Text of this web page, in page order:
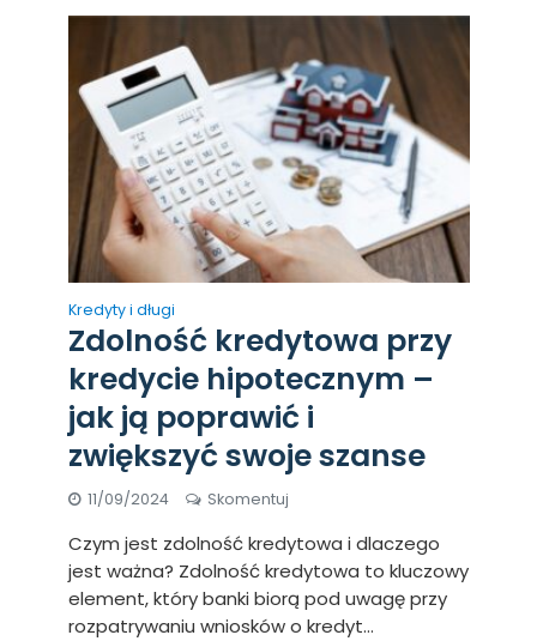
Kredyty i długi
Zdolność kredytowa przy
kredycie hipotecznym –
jak ją poprawić i
zwiększyć swoje szanse
11/09/2024 Skomentuj
Czym jest zdolność kredytowa i dlaczego
jest ważna? Zdolność kredytowa to kluczowy
element, który banki biorą pod uwagę przy
rozpatrywaniu wniosków o kredyt...